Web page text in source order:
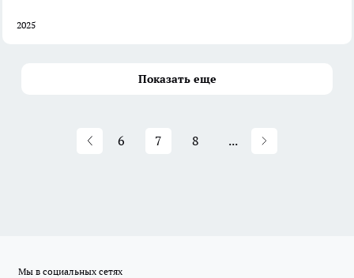
2025
Показать еще
6 7 8 ...
Мы в социальных сетях